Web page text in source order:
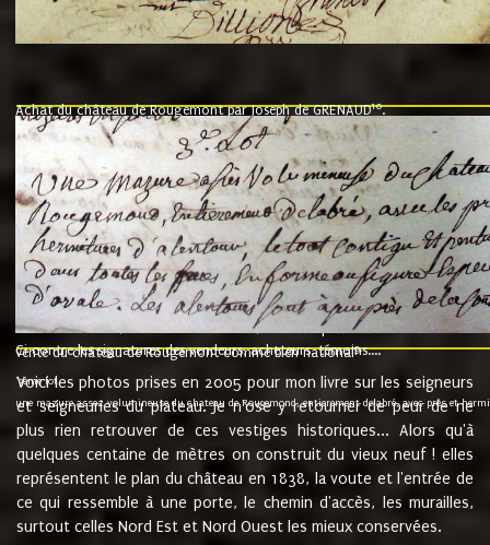
Achat du château de Rougemont par Joseph de GRENAUD10.
"l'an mil six cent soixante treze le ving neuvième jour du mois de
nommé fut présent Messire Claude Guillaume de Moyriat chevalier baron
vend, purement simplement et irrevocablement a monseigneur monsieur
et chavannes conseiller du roy au parlement de Bourgogne, present et
que le dit seigneur Baron de la Vellière a sur ses hommes, indivisables et
de la Velliere tout ainsi et comme le dit seigneur Baron et ses
présent......"
suivent les rentes, donation des terriers, etc... au prix de 880 livre louis
Ci contre les signatures des vendeurs, acheteurs, témoins....
vente du château de Rougemont comme bien national9.
"3ème lot
une mazure assez volumineuse du chateau de Rougemond, entierement delabré, avec près et
Voici les photos prises en 2005 pour mon livre sur les seigneurs
et seigneuries du plateau. Je n'ose y retourner de peur de ne
plus rien retrouver de ces vestiges historiques... Alors qu'à
quelques centaine de mètres on construit du vieux neuf ! elles
représentent le plan du château en 1838, la voute et l'entrée de
ce qui ressemble à une porte, le chemin d'accès, les murailles,
surtout celles Nord Est et Nord Ouest les mieux conservées.